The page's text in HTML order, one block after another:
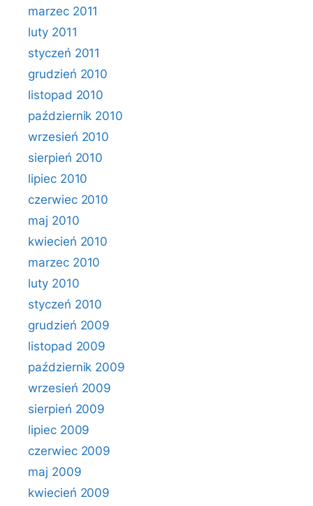
marzec 2011
luty 2011
styczeń 2011
grudzień 2010
listopad 2010
październik 2010
wrzesień 2010
sierpień 2010
lipiec 2010
czerwiec 2010
maj 2010
kwiecień 2010
marzec 2010
luty 2010
styczeń 2010
grudzień 2009
listopad 2009
październik 2009
wrzesień 2009
sierpień 2009
lipiec 2009
czerwiec 2009
maj 2009
kwiecień 2009